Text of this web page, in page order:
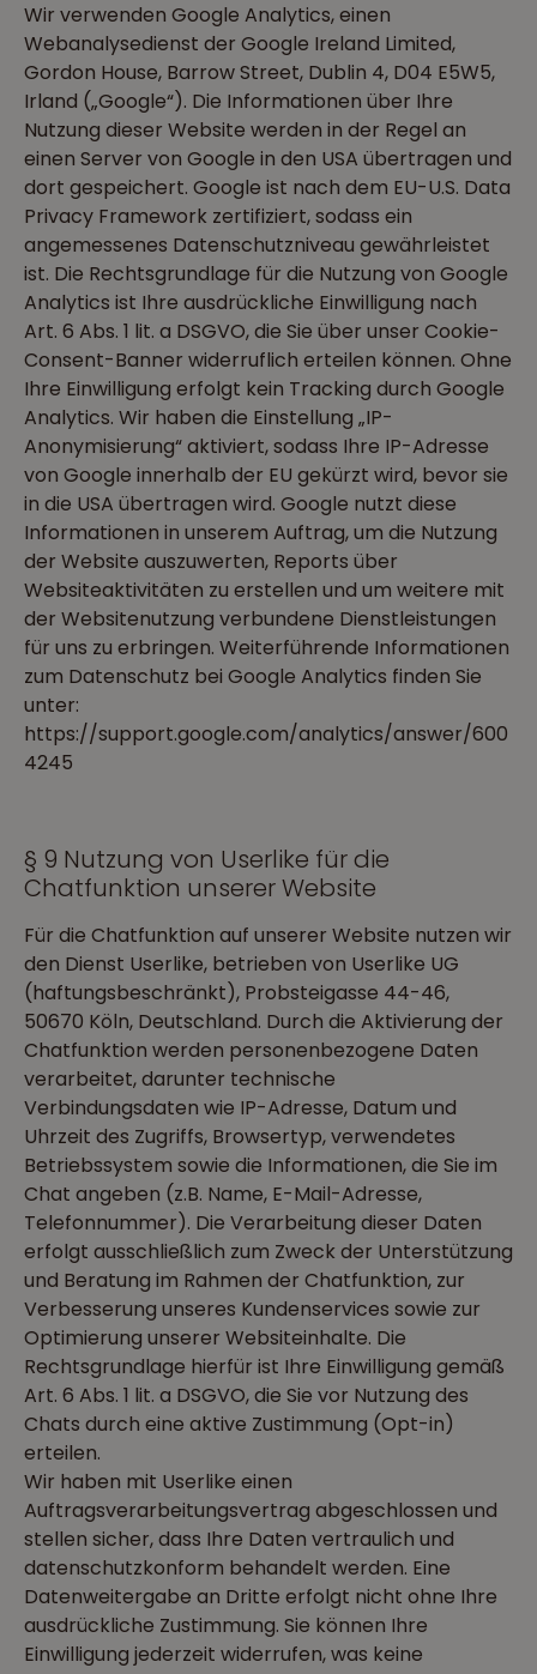
Wir verwenden Google Analytics, einen
Webanalysedienst der Google Ireland Limited,
Gordon House, Barrow Street, Dublin 4, D04 E5W5,
Irland („Google“). Die Informationen über Ihre
Nutzung dieser Website werden in der Regel an
einen Server von Google in den USA übertragen und
dort gespeichert. Google ist nach dem EU-U.S. Data
Privacy Framework zertifiziert, sodass ein
angemessenes Datenschutzniveau gewährleistet
ist. Die Rechtsgrundlage für die Nutzung von Google
Analytics ist Ihre ausdrückliche Einwilligung nach
Art. 6 Abs. 1 lit. a DSGVO, die Sie über unser Cookie-
Consent-Banner widerruflich erteilen können. Ohne
Ihre Einwilligung erfolgt kein Tracking durch Google
Analytics. Wir haben die Einstellung „IP-
Anonymisierung“ aktiviert, sodass Ihre IP-Adresse
von Google innerhalb der EU gekürzt wird, bevor sie
in die USA übertragen wird. Google nutzt diese
Informationen in unserem Auftrag, um die Nutzung
der Website auszuwerten, Reports über
Websiteaktivitäten zu erstellen und um weitere mit
der Websitenutzung verbundene Dienstleistungen
für uns zu erbringen. Weiterführende Informationen
zum Datenschutz bei Google Analytics finden Sie
unter:
https://support.google.com/analytics/answer/600
4245
§ 9 Nutzung von Userlike für die
Chatfunktion unserer Website
Für die Chatfunktion auf unserer Website nutzen wir
den Dienst Userlike, betrieben von Userlike UG
(haftungsbeschränkt), Probsteigasse 44-46,
50670 Köln, Deutschland. Durch die Aktivierung der
Chatfunktion werden personenbezogene Daten
verarbeitet, darunter technische
Verbindungsdaten wie IP-Adresse, Datum und
Uhrzeit des Zugriffs, Browsertyp, verwendetes
Betriebssystem sowie die Informationen, die Sie im
Chat angeben (z.B. Name, E-Mail-Adresse,
Telefonnummer). Die Verarbeitung dieser Daten
erfolgt ausschließlich zum Zweck der Unterstützung
und Beratung im Rahmen der Chatfunktion, zur
Verbesserung unseres Kundenservices sowie zur
Optimierung unserer Websiteinhalte. Die
Rechtsgrundlage hierfür ist Ihre Einwilligung gemäß
Art. 6 Abs. 1 lit. a DSGVO, die Sie vor Nutzung des
Chats durch eine aktive Zustimmung (Opt-in)
erteilen.
Wir haben mit Userlike einen
Auftragsverarbeitungsvertrag abgeschlossen und
stellen sicher, dass Ihre Daten vertraulich und
datenschutzkonform behandelt werden. Eine
Datenweitergabe an Dritte erfolgt nicht ohne Ihre
ausdrückliche Zustimmung. Sie können Ihre
Einwilligung jederzeit widerrufen, was keine